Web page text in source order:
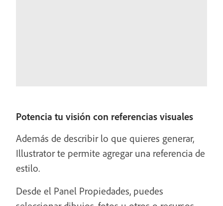
Potencia tu visión con referencias visuales
Además de describir lo que quieres generar,
Illustrator te permite agregar una referencia de
estilo.
Desde el Panel Propiedades, puedes